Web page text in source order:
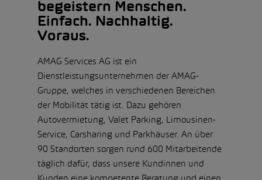
begeistern Menschen.
Einfach. Nachhaltig.
Voraus.
AMAG Services AG ist ein
Dienstleistungsunternehmen der AMAG-
Gruppe, welches in verschiedenen Bereichen
der Mobilität tätig ist. Dazu gehören
Autovermietung, Valet Parking, Limousinen-
Service, Carsharing und Parkhäuser. An über
90 Standorten sorgen rund 600 Mitarbeitende
täglich dafür, dass unsere Kundinnen und